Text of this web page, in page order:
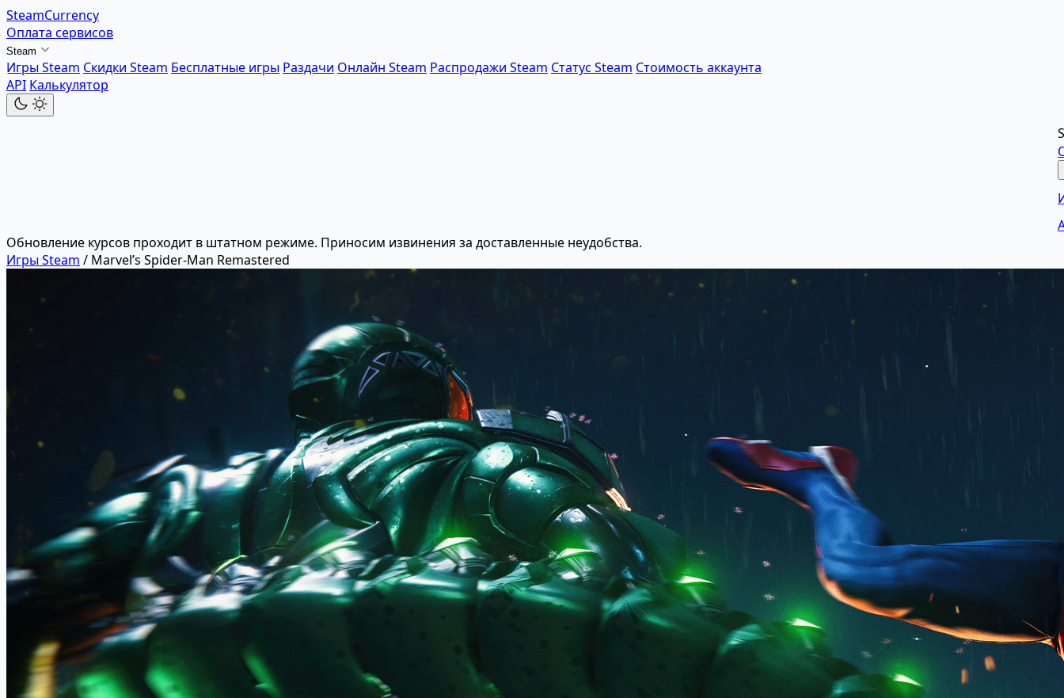
SteamCurrency
Оплата сервисов
Steam
Игры Steam Скидки Steam Бесплатные игры Раздачи Онлайн Steam Распродажи Steam Статус Steam Стоимость аккаунта
API Калькулятор
Обновление курсов проходит в штатном режиме. Приносим извинения за доставленные неудобства.
Игры Steam / Marvel’s Spider-Man Remastered